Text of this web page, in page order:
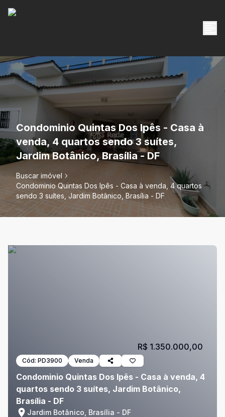
Condominio Quintas Dos Ipês - Casa à
venda, 4 quartos sendo 3 suítes,
Jardim Botânico, Brasília - DF
Buscar imóvel
Condominio Quintas Dos Ipês - Casa à venda, 4 quartos
sendo 3 suítes, Jardim Botânico, Brasília - DF
Cód: PD3900 Venda
Condominio Quintas Dos Ipês - Casa à venda, 4
quartos sendo 3 suítes, Jardim Botânico,
Brasília - DF
Jardim Botânico, Brasília - DF
R$ 1.350.000,00